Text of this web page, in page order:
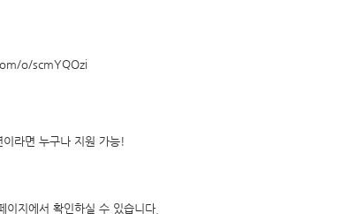
o/scmYQOzi
라면 누구나 지원 가능!
이지에서 확인하실 수 있습니다